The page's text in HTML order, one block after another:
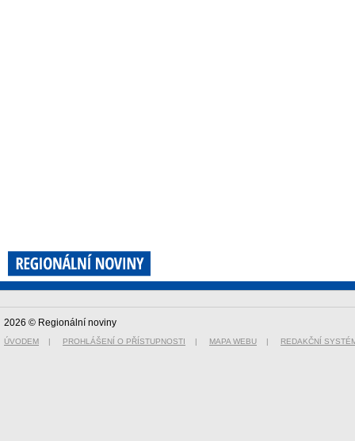
2026 © Regionální noviny
ÚVODEM | PROHLÁŠENÍ O PŘÍSTUPNOSTI | MAPA WEBU | REDAKČNÍ